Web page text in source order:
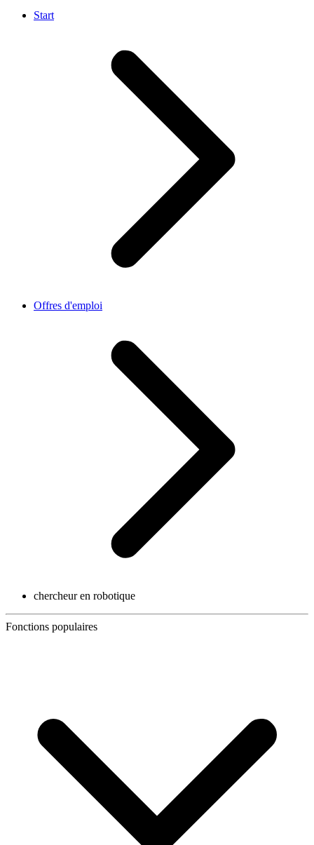
Start
Offres d'emploi
chercheur en robotique
Fonctions populaires